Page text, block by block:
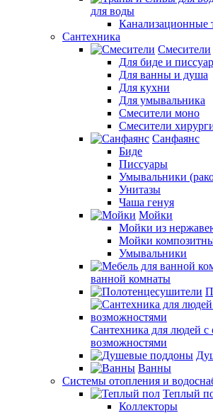
для воды
Канализационные
Сантехника
Смесители
Для биде и
Для ванны и душа
Для кухни
Для умывальника
Смесители моно
Смесители
Санфаянс
Биде
Писсуары
Умывальники
Унитазы
Чаша генуя
Мойки
Мойки из
Мойки
Умывальники
ванной комнаты
Сантехника для людей
возможностями
Ванны
Системы отопления и
Теплый
Коллекторы